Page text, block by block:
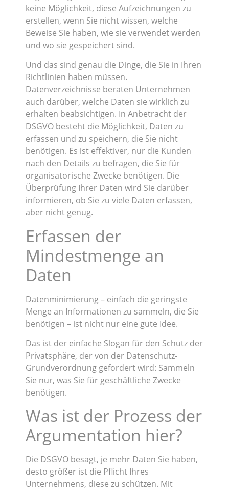
keine Möglichkeit, diese Aufzeichnungen zu
erstellen, wenn Sie nicht wissen, welche
Beweise Sie haben, wie sie verwendet werden
und wo sie gespeichert sind.
Und das sind genau die Dinge, die Sie in Ihren
Richtlinien haben müssen.
Datenverzeichnisse beraten Unternehmen
auch darüber, welche Daten sie wirklich zu
erhalten beabsichtigen. In Anbetracht der
DSGVO besteht die Möglichkeit, Daten zu
erfassen und zu speichern, die Sie nicht
benötigen. Es ist effektiver, nur die Kunden
nach den Details zu befragen, die Sie für
organisatorische Zwecke benötigen. Die
Überprüfung Ihrer Daten wird Sie darüber
informieren, ob Sie zu viele Daten erfassen,
aber nicht genug.
Erfassen der
Mindestmenge an
Daten
Datenminimierung – einfach die geringste
Menge an Informationen zu sammeln, die Sie
benötigen – ist nicht nur eine gute Idee.
Das ist der einfache Slogan für den Schutz der
Privatsphäre, der von der Datenschutz-
Grundverordnung gefordert wird: Sammeln
Sie nur, was Sie für geschäftliche Zwecke
benötigen.
Was ist der Prozess der
Argumentation hier?
Die DSGVO besagt, je mehr Daten Sie haben,
desto größer ist die Pflicht Ihres
Unternehmens, diese zu schützen. Mit